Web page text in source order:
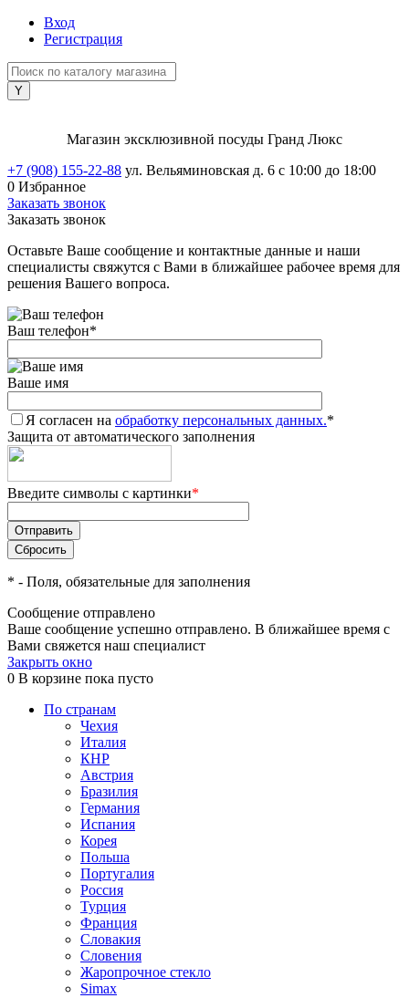
Вход
Регистрация
Магазин эксклюзивной посуды Гранд Люкс
+7 (908) 155-22-88 ул. Вельяминовская д. 6 с 10:00 до 18:00
0 Избранное
Заказать звонок
Заказать звонок
Оставьте Ваше сообщение и контактные данные и наши
специалисты свяжутся с Вами в ближайшее рабочее время для
решения Вашего вопроса.
Ваш телефон*
Ваше имя
Я согласен на обработку персональных данных.*
Защита от автоматического заполнения
Введите символы с картинки*
* - Поля, обязательные для заполнения
Сообщение отправлено
Ваше сообщение успешно отправлено. В ближайшее время с
Вами свяжется наш специалист
Закрыть окно
0 В корзине пока пусто
По странам
Чехия
Италия
КНР
Австрия
Бразилия
Германия
Испания
Корея
Польша
Португалия
Россия
Турция
Франция
Словакия
Словения
Жаропрочное стекло
Simax